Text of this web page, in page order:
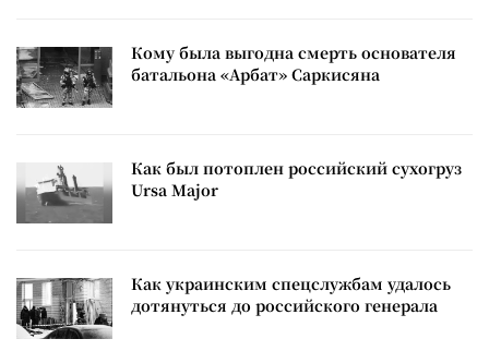
Кому была выгодна смерть основателя
батальона «Арбат» Саркисяна
Как был потоплен российский сухогруз
Ursa Major
Как украинским спецслужбам удалось
дотянуться до российского генерала